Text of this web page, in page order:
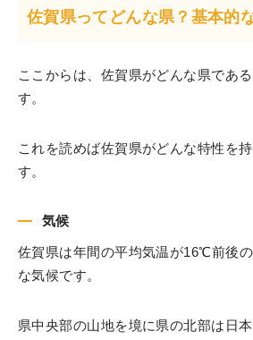
佐賀県ってどんな県？基本的
ここからは、佐賀県がどんな県であ
す。
これを読めば佐賀県がどんな特性を
す。
気候
佐賀県は年間の平均気温が16℃前後
な気候です。
県中央部の山地を境に県の北部は日